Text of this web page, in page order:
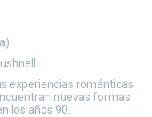
experiencias románticas
nuevas formas
los años 90.